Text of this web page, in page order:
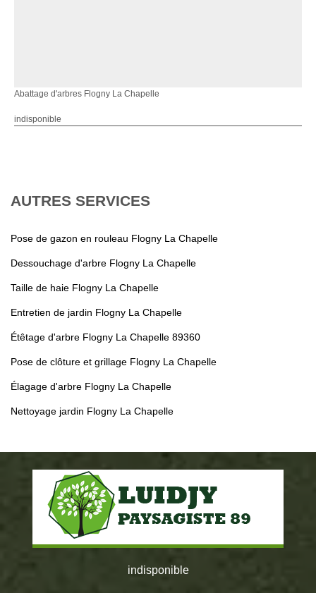
Abattage d'arbres Flogny La Chapelle
indisponible
AUTRES SERVICES
Pose de gazon en rouleau Flogny La Chapelle
Dessouchage d'arbre Flogny La Chapelle
Taille de haie Flogny La Chapelle
Entretien de jardin Flogny La Chapelle
Étêtage d'arbre Flogny La Chapelle 89360
Pose de clôture et grillage Flogny La Chapelle
Élagage d'arbre Flogny La Chapelle
Nettoyage jardin Flogny La Chapelle
indisponible